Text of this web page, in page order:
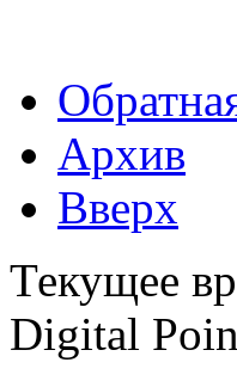
Архив
Вверх
Текущее
Digital